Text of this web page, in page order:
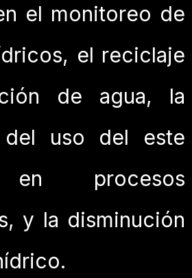
el monitoreo de
el reciclaje
de agua, la
del uso del este
en procesos
y la disminución